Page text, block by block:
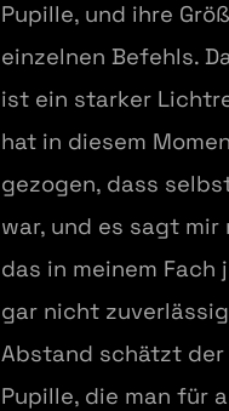
Pupille, und ihre
einzelnen Befehls.
ist ein starker
hat in diesem
gezogen, dass
war, und es sagt
das in meinem
gar nicht
Abstand schätzt der
Pupille, die man für